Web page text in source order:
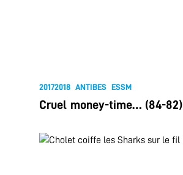
20172018 ANTIBES ESSM
Cruel money-time… (84-82)